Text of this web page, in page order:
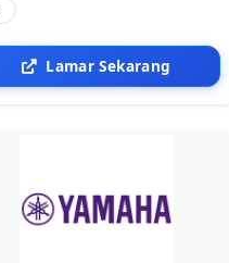
Lamar Sekarang